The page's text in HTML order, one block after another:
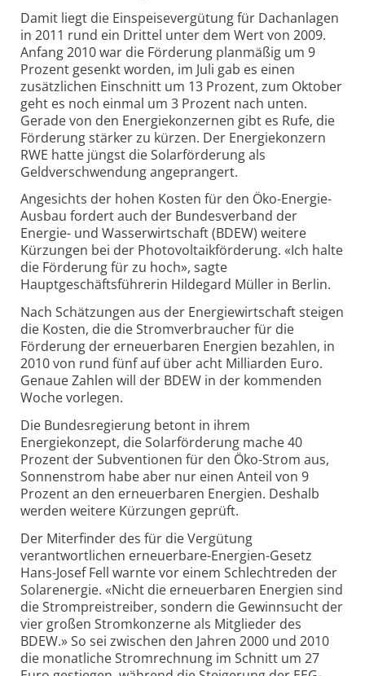
Damit liegt die Einspeisevergütung für Dachanlagen
in 2011 rund ein Drittel unter dem Wert von 2009.
Anfang 2010 war die Förderung planmäßig um 9
Prozent gesenkt worden, im Juli gab es einen
zusätzlichen Einschnitt um 13 Prozent, zum Oktober
geht es noch einmal um 3 Prozent nach unten.
Gerade von den Energiekonzernen gibt es Rufe, die
Förderung stärker zu kürzen. Der Energiekonzern
RWE hatte jüngst die Solarförderung als
Geldverschwendung angeprangert.
Angesichts der hohen Kosten für den Öko-Energie-
Ausbau fordert auch der Bundesverband der
Energie- und Wasserwirtschaft (BDEW) weitere
Kürzungen bei der Photovoltaikförderung. «Ich halte
die Förderung für zu hoch», sagte
Hauptgeschäftsführerin Hildegard Müller in Berlin.
Nach Schätzungen aus der Energiewirtschaft steigen
die Kosten, die die Stromverbraucher für die
Förderung der erneuerbaren Energien bezahlen, in
2010 von rund fünf auf über acht Milliarden Euro.
Genaue Zahlen will der BDEW in der kommenden
Woche vorlegen.
Die Bundesregierung betont in ihrem
Energiekonzept, die Solarförderung mache 40
Prozent der Subventionen für den Öko-Strom aus,
Sonnenstrom habe aber nur einen Anteil von 9
Prozent an den erneuerbaren Energien. Deshalb
werden weitere Kürzungen geprüft.
Der Miterfinder des für die Vergütung
verantwortlichen erneuerbare-Energien-Gesetz
Hans-Josef Fell warnte vor einem Schlechtreden der
Solarenergie. «Nicht die erneuerbaren Energien sind
die Strompreistreiber, sondern die Gewinnsucht der
vier großen Stromkonzerne als Mitglieder des
BDEW.» So sei zwischen den Jahren 2000 und 2010
die monatliche Stromrechnung im Schnitt um 27